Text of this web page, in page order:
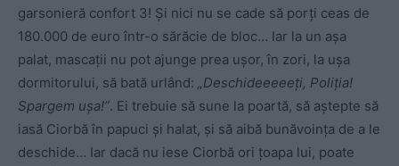
garsonieră confort 3! Și nici nu se cade să porți ceas de
180.000 de euro într-o sărăcie de bloc… Iar la un așa
palat, mascații nu pot ajunge prea ușor, în zori, la ușa
dormitorului, să bată urlând: „Deschideeeeeți, Poliția!
Spargem ușa!”. Ei trebuie să sune la poartă, să aștepte să
iasă Ciorbă în papuci și halat, și să aibă bunăvoința de a le
deschide… Iar dacă nu iese Ciorbă ori țoapa lui, poate